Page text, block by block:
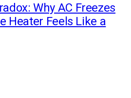
Why AC Freezes
Heater Feels Like a